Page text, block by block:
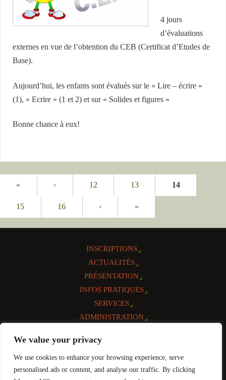
We value your privacy
We use cookies to enhance your browsing experience, serve
personalised ads or content, and analyse our traffic. By clicking
4 jours
d’évaluations
externes en vue de l’obtention du CEB (Certificat d’Etudes de
Base).
Aujourd’hui, les enfants sont évalués sur le « Lire – écrire »
(1), « Ecrire » (1 et 2) et sur « Solides et figures »
Bonne chance à eux!
« ‹ 12 13 14
15 16 › »
INSCRIPTIONS
ACTUALITÉS
PRÉSENTATION
INFOS PRATIQUES
SERVICES
ADMINISTRATION
CONTACT
Réalisation et mise à jour: